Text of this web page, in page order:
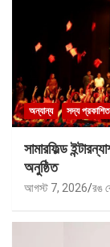
অন্যান্য সদ্য প্রকাশিত
সামারফিল্ড
অনুষ্ঠিত
আগস্ট 7, 2026 রঙ